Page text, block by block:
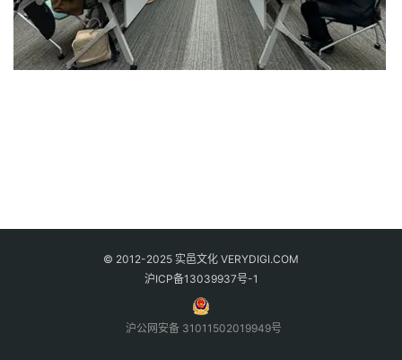
© 2012-2025 实邑文化 VERYDIGI.COM
沪ICP备13039937号-1
沪公网安备 31011502019949号